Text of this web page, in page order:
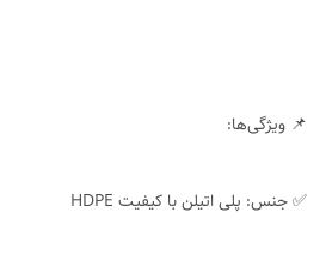
📌 ویژگی‌ها:
✅ جنس: پلی اتیلن با کیفیت HDPE